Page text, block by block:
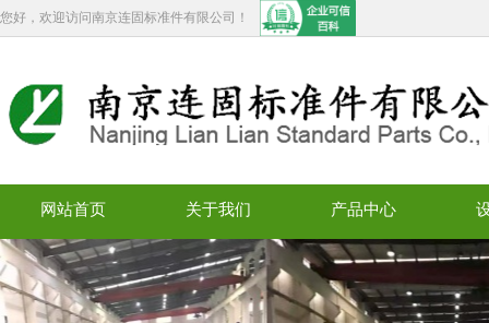
您好，欢迎访问南京连固标准件有限公司！
网站首页 关于我们 产品中心